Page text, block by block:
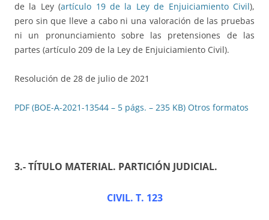
de la Ley (artículo 19 de la Ley de Enjuiciamiento Civil),
pero sin que lleve a cabo ni una valoración de las pruebas
ni un pronunciamiento sobre las pretensiones de las
partes (artículo 209 de la Ley de Enjuiciamiento Civil).
Resolución de 28 de julio de 2021
PDF (BOE-A-2021-13544 – 5 págs. – 235 KB) Otros formatos
3.- TÍTULO MATERIAL. PARTICIÓN JUDICIAL.
CIVIL. T. 123